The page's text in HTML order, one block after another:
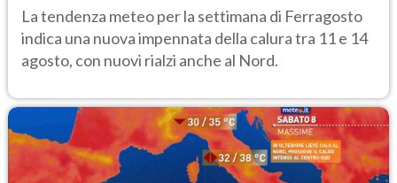
temporale
La tendenza meteo per la settimana di Ferragosto
indica una nuova impennata della calura tra 11 e 14
agosto, con nuovi rialzi anche al Nord.